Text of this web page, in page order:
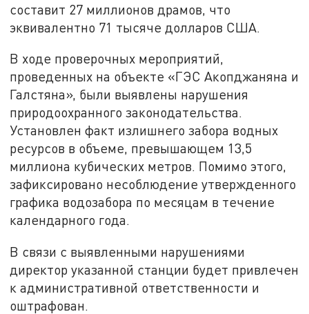
составит 27 миллионов драмов, что
эквивалентно 71 тысяче долларов США.
В ходе проверочных мероприятий,
проведенных на объекте «ГЭС Акопджаняна и
Галстяна», были выявлены нарушения
природоохранного законодательства.
Установлен факт излишнего забора водных
ресурсов в объеме, превышающем 13,5
миллиона кубических метров. Помимо этого,
зафиксировано несоблюдение утвержденного
графика водозабора по месяцам в течение
календарного года.
В связи с выявленными нарушениями
директор указанной станции будет привлечен
к административной ответственности и
оштрафован.